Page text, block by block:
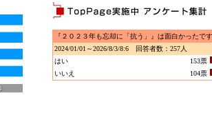
『２０２３年も忘却に「抗う」』は面白かったで
2024/01/01～2026/8/3/8:6 回答者数：257人
はい
153票
いいえ
104票